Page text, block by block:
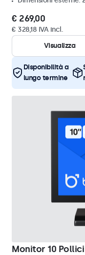
€ 269,00
€ 328,18 IVA incl.
Visualizza
Disponibilità a
lungo termine
Monitor 10